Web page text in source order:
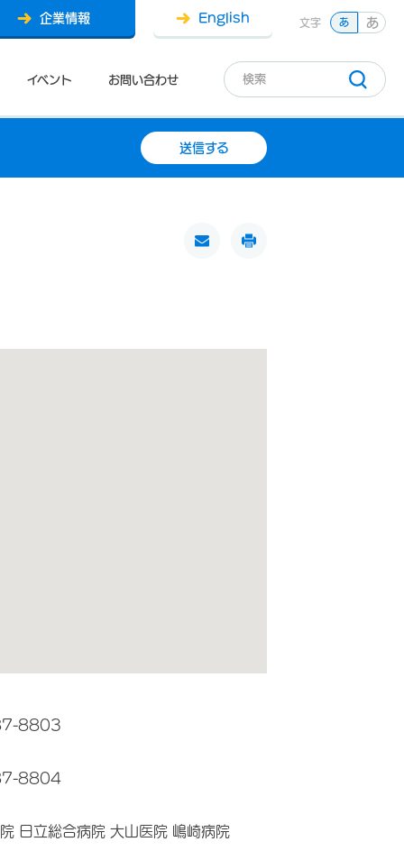
イベント お問い合わせ
企業情報 English 文字 あ あ
送信する
8803
8804
日立総合病院 大山医院 嶋崎病院